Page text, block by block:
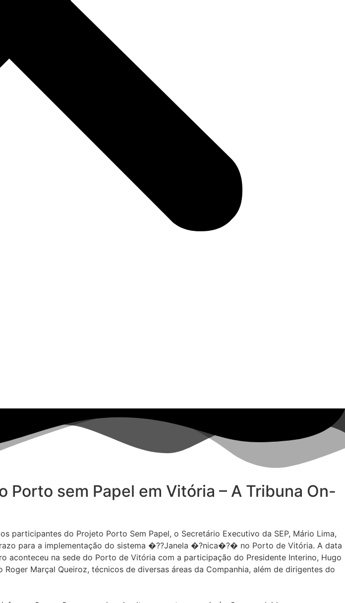
sem Papel em Vitória – A Tribuna On-
participantes do Projeto Porto Sem Papel, o Secretário Executivo da SEP, Mário Lima,
para a implementação do sistema �??Janela �?nica�?� no Porto de Vitória. A data
aconteceu na sede do Porto de Vitória com a participação do Presidente Interino, Hugo
Marçal Queiroz, técnicos de diversas áreas da Companhia, além de dirigentes do